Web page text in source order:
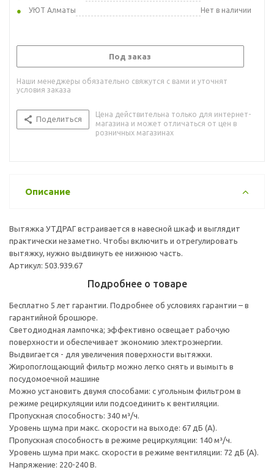
УЮТ Алматы
Нет в наличии
Под заказ
Наши менеджеры обязательно свяжутся с вами и уточнят
условия заказа
Поделиться
Цена действительна только для интернет-
магазина и может отличаться от цен в
розничных магазинах
Описание
Вытяжка УТДРАГ встраивается в навесной шкаф и выглядит
практически незаметно. Чтобы включить и отрегулировать
вытяжку, нужно выдвинуть ее нижнюю часть.
Артикул: 503.939.67
Подробнее о товаре
Бесплатно 5 лет гарантии. Подробнее об условиях гарантии – в
гарантийной брошюре.
Светодиодная лампочка; эффективно освещает рабочую
поверхности и обеспечивает экономию электроэнергии.
Выдвигается - для увеличения поверхности вытяжки.
Жиропоглощающий фильтр можно легко снять и вымыть в
посудомоечной машине
Можно установить двумя способами: с угольным фильтром в
режиме рециркуляции или подсоединить к вентиляции.
Пропускная способность: 340 м³/ч.
Уровень шума при макс. скорости на выходе: 67 дБ (А).
Пропускная способность в режиме рециркуляции: 140 м³/ч.
Уровень шума при макс. скорости в режиме вентиляции: 72 дБ (A).
Напряжение: 220-240 В.